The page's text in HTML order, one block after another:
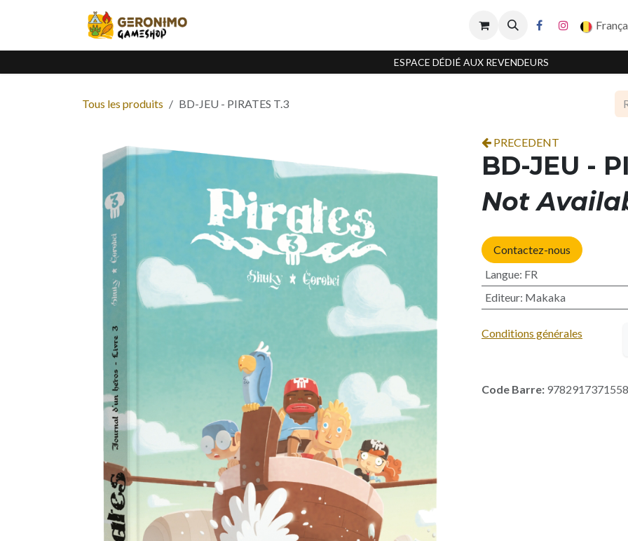
ESPACE DÉDIÉ AUX REVENDEURS
Tous les produits BD-JEU - PIRATES T.3
PRECEDENT
BD-JEU -
Not
Contactez-nous
Langue: FR
Editeur: Makaka
Conditions générales
Code Barre: 9782917371558